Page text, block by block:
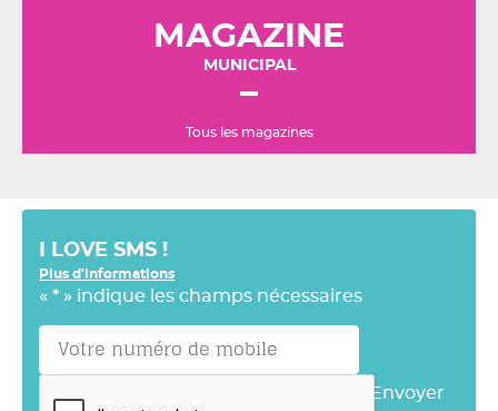
MAGAZINE
MUNICIPAL
Tous les magazines
I LOVE SMS !
Plus d'informations
« * » indique les champs nécessaires
Envoyer